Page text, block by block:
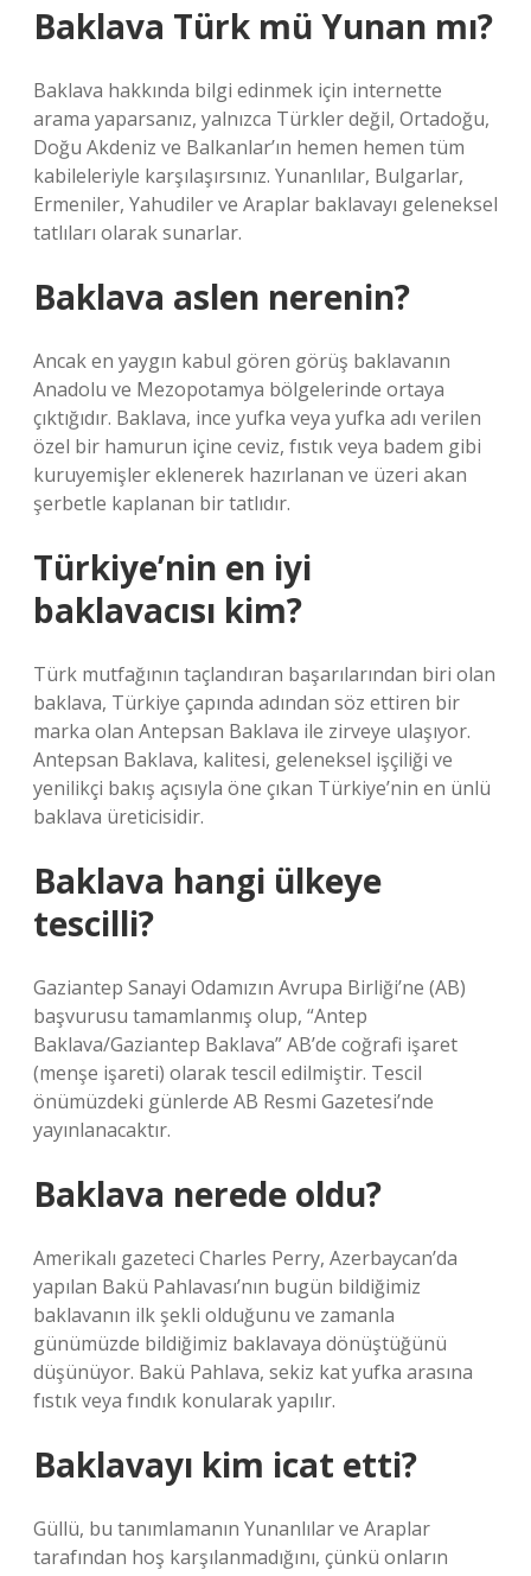
Baklava Türk mü Yunan mı?
Baklava hakkında bilgi edinmek için internette
arama yaparsanız, yalnızca Türkler değil, Ortadoğu,
Doğu Akdeniz ve Balkanlar’ın hemen hemen tüm
kabileleriyle karşılaşırsınız. Yunanlılar, Bulgarlar,
Ermeniler, Yahudiler ve Araplar baklavayı geleneksel
tatlıları olarak sunarlar.
Baklava aslen nerenin?
Ancak en yaygın kabul gören görüş baklavanın
Anadolu ve Mezopotamya bölgelerinde ortaya
çıktığıdır. Baklava, ince yufka veya yufka adı verilen
özel bir hamurun içine ceviz, fıstık veya badem gibi
kuruyemişler eklenerek hazırlanan ve üzeri akan
şerbetle kaplanan bir tatlıdır.
Türkiye’nin en iyi
baklavacısı kim?
Türk mutfağının taçlandıran başarılarından biri olan
baklava, Türkiye çapında adından söz ettiren bir
marka olan Antepsan Baklava ile zirveye ulaşıyor.
Antepsan Baklava, kalitesi, geleneksel işçiliği ve
yenilikçi bakış açısıyla öne çıkan Türkiye’nin en ünlü
baklava üreticisidir.
Baklava hangi ülkeye
tescilli?
Gaziantep Sanayi Odamızın Avrupa Birliği’ne (AB)
başvurusu tamamlanmış olup, “Antep
Baklava/Gaziantep Baklava” AB’de coğrafi işaret
(menşe işareti) olarak tescil edilmiştir. Tescil
önümüzdeki günlerde AB Resmi Gazetesi’nde
yayınlanacaktır.
Baklava nerede oldu?
Amerikalı gazeteci Charles Perry, Azerbaycan’da
yapılan Bakü Pahlavası’nın bugün bildiğimiz
baklavanın ilk şekli olduğunu ve zamanla
günümüzde bildiğimiz baklavaya dönüştüğünü
düşünüyor. Bakü Pahlava, sekiz kat yufka arasına
fıstık veya fındık konularak yapılır.
Baklavayı kim icat etti?
Güllü, bu tanımlamanın Yunanlılar ve Araplar
tarafından hoş karşılanmadığını, çünkü onların